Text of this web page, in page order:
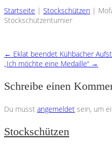
Startseite | Stockschützen |
Stockschützenturnier
← Eklat beendet Kühbacher
„Ich möchte eine Medaille“ →
Schreibe einen
Du musst angemeldet sein, um
Stockschützen